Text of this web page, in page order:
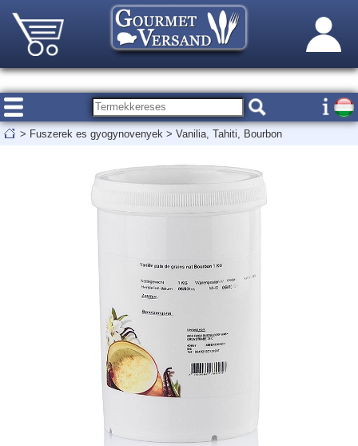
> Fuszerek es gyogynovenyek > Vanilia, Tahiti, Bourbon